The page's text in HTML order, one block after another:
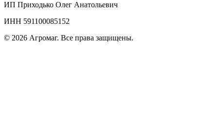
ИП Приходько Олег Анатольевич
ИНН 591100085152
© 2026 Агромаг. Все права защищены.